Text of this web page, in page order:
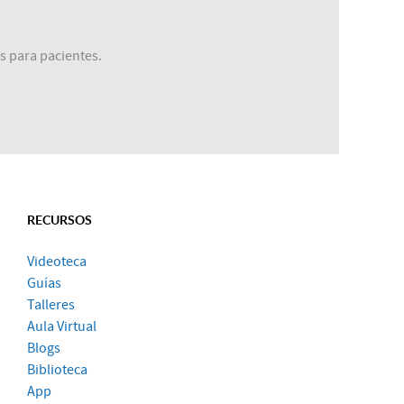
para pacientes.
RECURSOS
Videoteca
Guías
Talleres
Aula Virtual
Blogs
Biblioteca
App